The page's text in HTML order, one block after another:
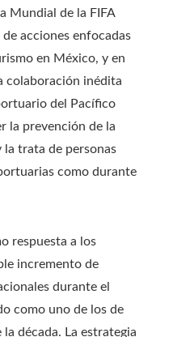
Mundial de la FIFA
acciones enfocadas
en México, y en
colaboración inédita
del Pacífico
la prevención de la
trata de personas
como durante
respuesta a los
incremento de
durante el
como uno de los de
década. La estrategia